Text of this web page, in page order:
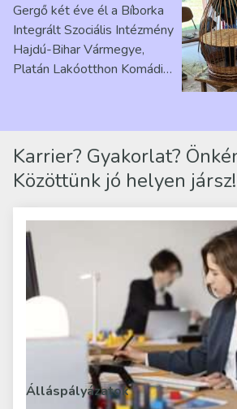
Ribárszky Gergő ellátottal
Gergő két éve él a Bíborka
Integrált Szociális Intézmény
Hajdú-Bihar Vármegye,
Platán Lakóotthon Komádi
Karrier? Gyakorlat?
Közöttünk jó helyen jársz!
Álláspályázatok